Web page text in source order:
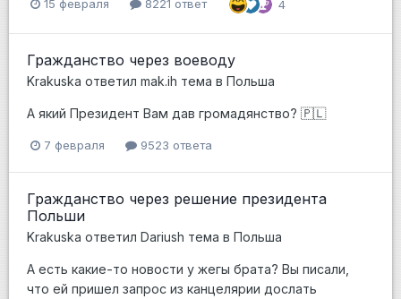
15 февраля 8221 ответ 4
Гражданство через воеводу
Krakuska ответил mak.ih тема в Польша
А який Президент Вам дав громадянство? 🇵🇱
7 февраля 9523 ответа
Гражданство через решение президента
Польши
Krakuska ответил Dariush тема в Польша
А есть какие-то новости у жегы брата? Вы писали,
что ей пришел запрос из канцелярии дослать